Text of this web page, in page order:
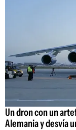
Un dron con un
Alemania y desvía